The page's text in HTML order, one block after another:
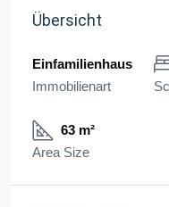
Übersicht
Einfamilienhaus
Immobilienart
63 m²
Area Size